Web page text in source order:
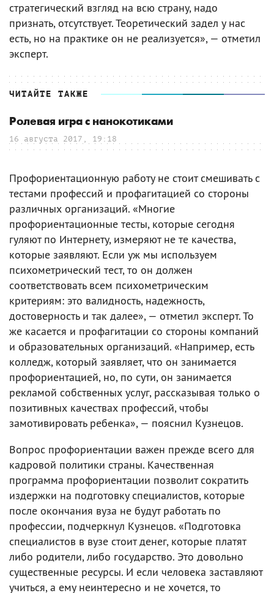
стратегический взгляд на всю страну, надо
признать, отсутствует. Теоретический задел у нас
есть, но на практике он не реализуется», — отметил
эксперт.
ЧИТАЙТЕ ТАКЖЕ
Ролевая игра с нанокотиками
16 августа 2017, 19:18
Профориентационную работу не стоит смешивать с
тестами профессий и профагитацией со стороны
различных организаций. «Многие
профориентационные тесты, которые сегодня
гуляют по Интернету, измеряют не те качества,
которые заявляют. Если уж мы используем
психометрический тест, то он должен
соответствовать всем психометрическим
критериям: это валидность, надежность,
достоверность и так далее», — отметил эксперт. То
же касается и профагитации со стороны компаний
и образовательных организаций. «Например, есть
колледж, который заявляет, что он занимается
профориентацией, но, по сути, он занимается
рекламой собственных услуг, рассказывая только о
позитивных качествах профессий, чтобы
замотивировать ребенка», — пояснил Кузнецов.
Вопрос профориентации важен прежде всего для
кадровой политики страны. Качественная
программа профориентации позволит сократить
издержки на подготовку специалистов, которые
после окончания вуза не будут работать по
профессии, подчеркнул Кузнецов. «Подготовка
специалистов в вузе стоит денег, которые платят
либо родители, либо государство. Это довольно
существенные ресурсы. И если человека заставляют
учиться, а ему неинтересно и не хочется, то